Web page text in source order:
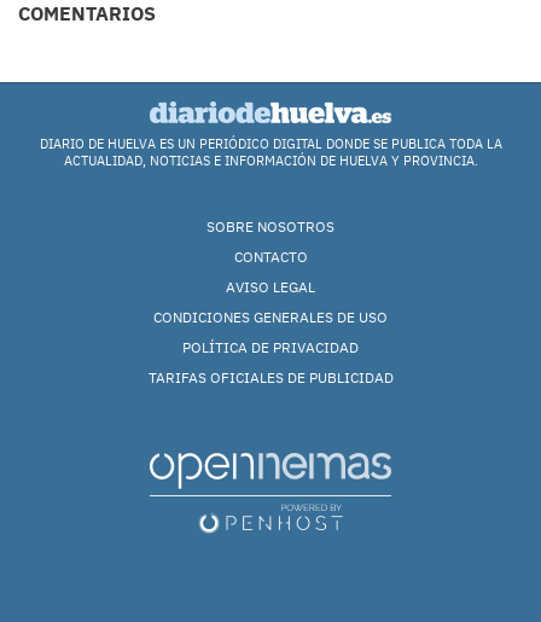
COMENTARIOS
DIARIO DE HUELVA ES UN PERIÓDICO DIGITAL DONDE SE PUBLICA TODA LA
ACTUALIDAD, NOTICIAS E INFORMACIÓN DE HUELVA Y PROVINCIA.
SOBRE NOSOTROS
CONTACTO
AVISO LEGAL
CONDICIONES GENERALES DE USO
POLÍTICA DE PRIVACIDAD
TARIFAS OFICIALES DE PUBLICIDAD